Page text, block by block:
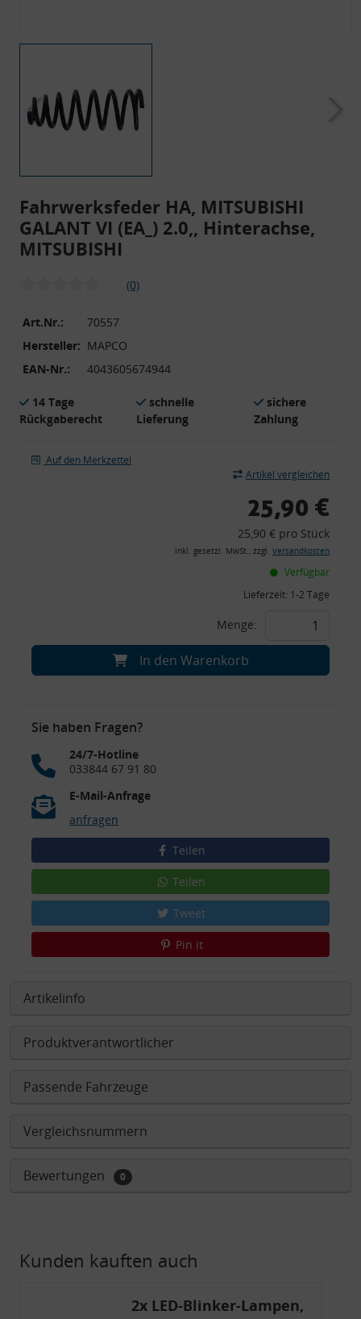
Fahrwerksfeder HA, MITSUBISHI
GALANT VI (EA_) 2.0,, Hinterachse,
MITSUBISHI
(0)
Art.Nr.:
70557
Hersteller: MAPCO
EAN-Nr.:
4043605674944
14 Tage
Rückgaberecht
schnelle
Lieferung
sichere
Zahlung
Auf den Merkzettel
Artikel vergleichen
25,90 €
25,90 € pro Stück
inkl. gesetzl. MwSt., zzgl. Versandkosten
Verfügbar
Lieferzeit: 1-2 Tage
Menge:
In den Warenkorb
Sie haben Fragen?
24/7-Hotline
033844 67 91 80
E-Mail-Anfrage
anfragen
Teilen
Teilen
Tweet
Pin it
Artikelinfo
Produktverantwortlicher
Passende Fahrzeuge
Vergleichsnummern
Bewertungen 0
Kunden kauften auch
2x LED-Blinker-Lampen,